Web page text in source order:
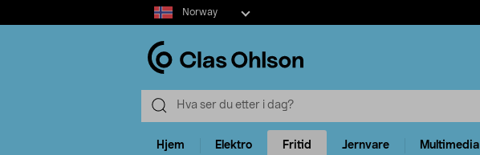
Select
market
Norway
Hjem Elektro Fritid Jernvare Multimedia